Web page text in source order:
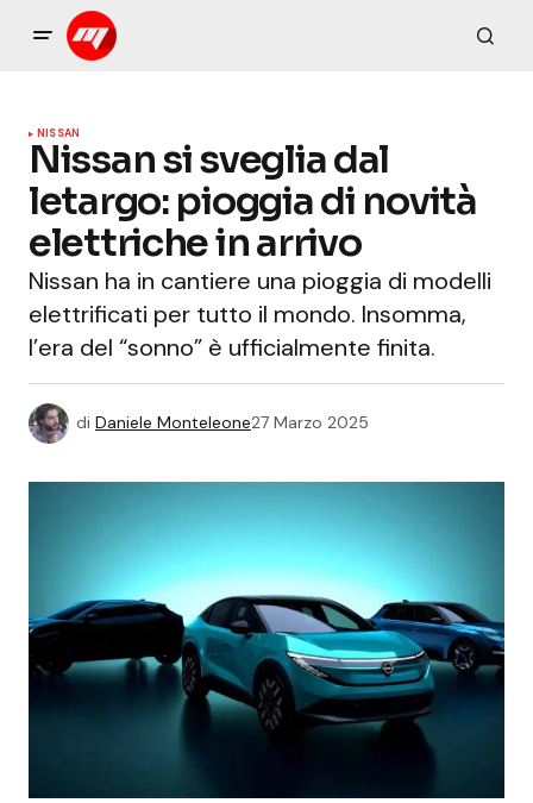
NISSAN
Nissan si sveglia dal
letargo: pioggia di novità
elettriche in arrivo
Nissan ha in cantiere una pioggia di modelli
elettrificati per tutto il mondo. Insomma,
l’era del “sonno” è ufficialmente finita.
di Daniele Monteleone27 Marzo 2025